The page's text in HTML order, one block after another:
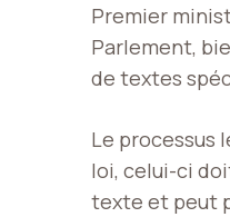
Premier
Parlement,
de textes
Le processus
loi, celui-ci
texte et peut